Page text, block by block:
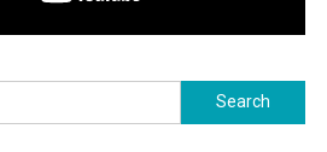
Search
for: